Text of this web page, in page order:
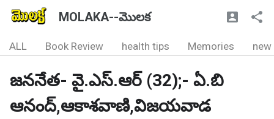
MOLAKA--మొలక
ALL Book Review health tips Memories new
జననేత- వై.ఎస్.ఆర్ (32);- ఏ.బి
ఆనంద్,ఆకాశవాణి,విజయవాడ